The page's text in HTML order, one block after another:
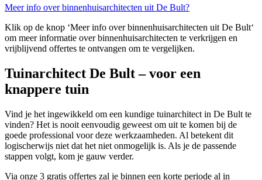
Meer info over binnenhuisarchitecten uit De Bult?
Klik op de knop ‘Meer info over binnenhuisarchitecten uit De Bult‘
om meer informatie over binnenhuisarchitecten te verkrijgen en
vrijblijvend offertes te ontvangen om te vergelijken.
Tuinarchitect De Bult – voor een
knappere tuin
Vind je het ingewikkeld om een kundige tuinarchitect in De Bult te
vinden? Het is nooit eenvoudig geweest om uit te komen bij de
goede professional voor deze werkzaamheden. Al betekent dit
logischerwijs niet dat het niet onmogelijk is. Als je de passende
stappen volgt, kom je gauw verder.
Via onze 3 gratis offertes zal je binnen een korte periode al in